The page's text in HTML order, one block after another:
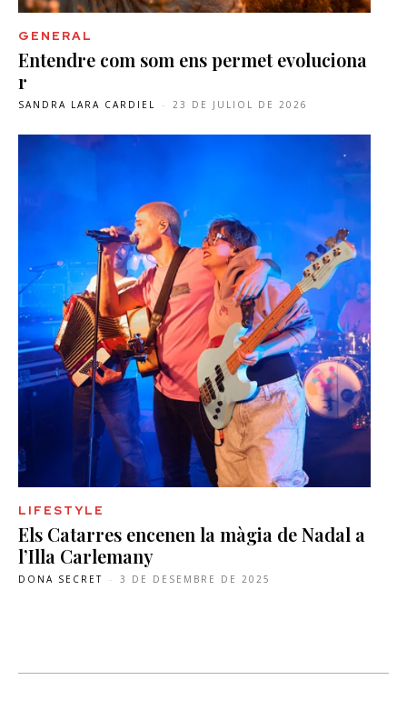
GENERAL
Entendre com som ens permet evoluciona
r
SANDRA LARA CARDIEL - 23 DE JULIOL DE 2026
LIFESTYLE
Els Catarres encenen la màgia de Nadal a
l’Illa Carlemany
DONA SECRET - 3 DE DESEMBRE DE 2025